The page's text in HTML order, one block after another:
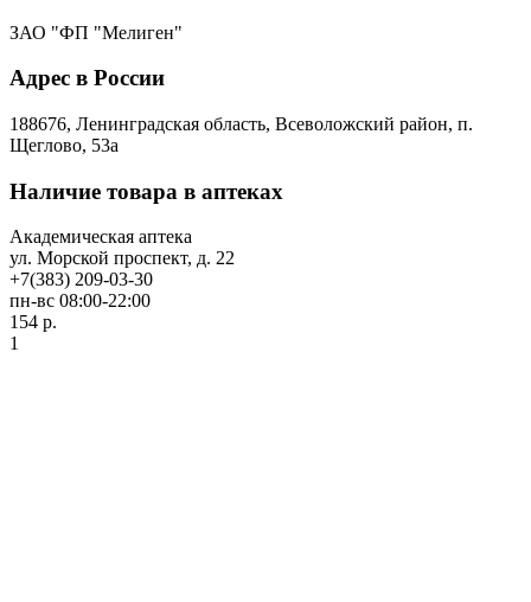
ЗАО "ФП "Мелиген"
Адрес в России
188676, Ленинградская область, Всеволожский район, п.
Щеглово, 53а
Наличие товара в аптеках
Академическая аптека
ул. Морской проспект, д. 22
+7(383) 209-03-30
пн-вс 08:00-22:00
154 р.
1